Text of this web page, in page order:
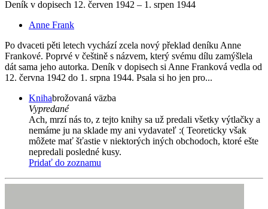
Deník v dopisech 12. červen 1942 – 1. srpen 1944
Anne Frank
Po dvaceti pěti letech vychází zcela nový překlad deníku Anne
Frankové. Poprvé v češtině s názvem, který svému dílu zamýšlela
dát sama jeho autorka. Deník v dopisech si Anne Franková vedla od
12. června 1942 do 1. srpna 1944. Psala si ho jen pro...
Knihabrožovaná väzba
Vypredané
Ach, mrzí nás to, z tejto knihy sa už predali všetky výtlačky a
nemáme ju na sklade my ani vydavateľ :( Teoreticky však
môžete mať šťastie v niektorých iných obchodoch, ktoré ešte
nepredali posledné kusy.
Pridať do zoznamu